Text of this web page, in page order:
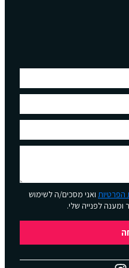
ואני מסכים/ה לשימוש
לפנייה שלי.